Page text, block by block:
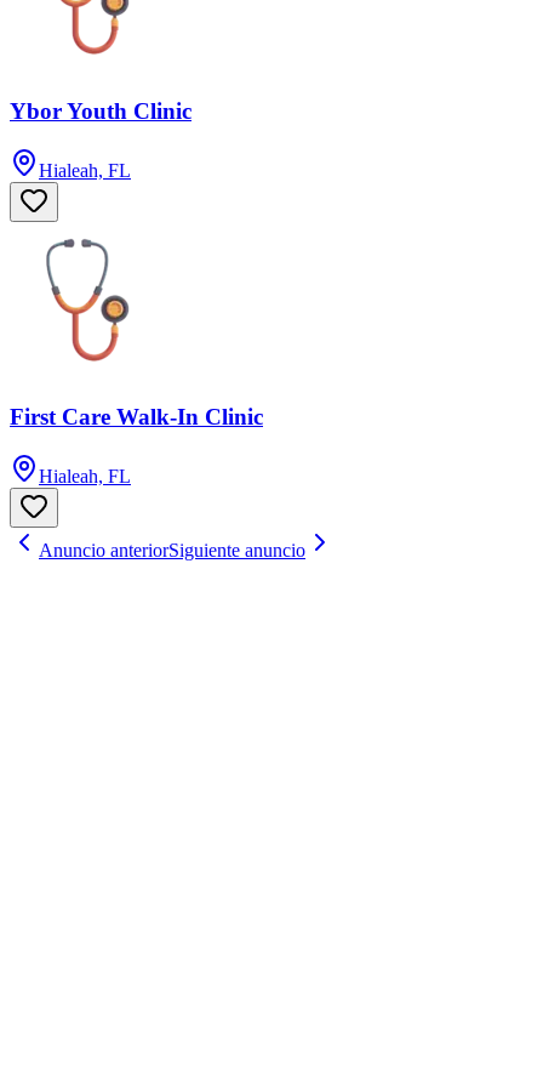
Ybor Youth Clinic
Hialeah, FL
First Care Walk-In Clinic
Hialeah, FL
Anuncio anteriorSiguiente anuncio